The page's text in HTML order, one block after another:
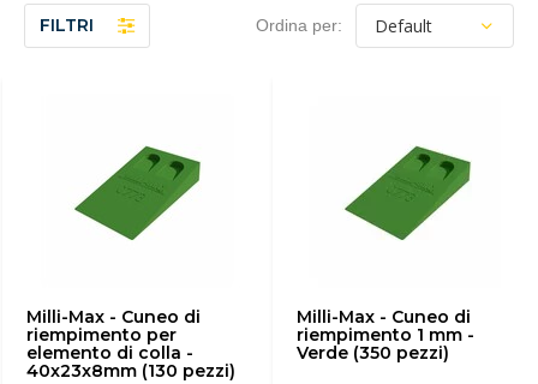
FILTRI Ordina per:
Milli-Max - Cuneo di
riempimento per
elemento di colla -
40x23x8mm (130 pezzi)
Milli-Max - Cuneo di
riempimento 1 mm -
Verde (350 pezzi)